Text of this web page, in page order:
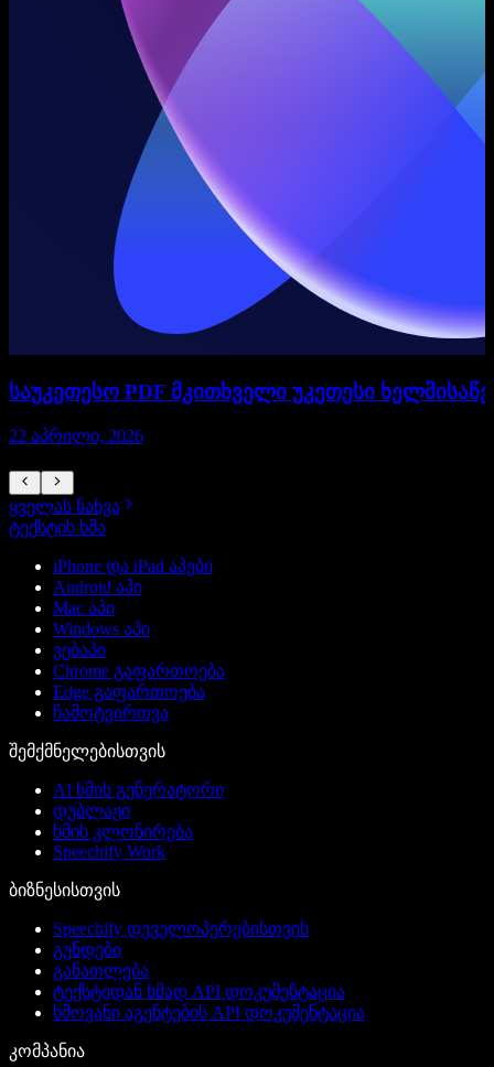
საუკეთესო PDF მკითხველი უკეთესი
22 აპრილი, 2026
ყველას ნახვა
ტექსტის ხმა
iPhone და iPad აპები
Android აპი
Mac აპი
Windows აპი
ვებაპი
Chrome გაფართოება
Edge გაფართოება
ჩამოტვირთვა
შემქმნელებისთვის
AI ხმის გენერატორი
დუბლაჟი
ხმის კლონირება
Speechify Work
ბიზნესისთვის
Speechify დეველოპერებისთვის
გუნდები
განათლება
ტექსტიდან ხმად API დოკუმენტაცია
ხმოვანი აგენტების API დოკუმენტაცია
კომპანია